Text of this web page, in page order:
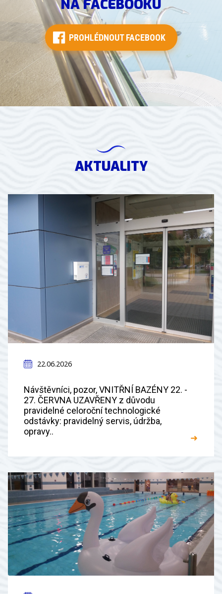
NA FACEBOOKU
PROHLÉDNOUT FACEBOOK
AKTUALITY
22.06.2026
Návštěvníci, pozor, VNITŘNÍ BAZÉNY 22. -
27. ČERVNA UZAVŘENY z důvodu
pravidelné celoroční technologické
odstávky: pravidelný servis, údržba,
opravy..
➜